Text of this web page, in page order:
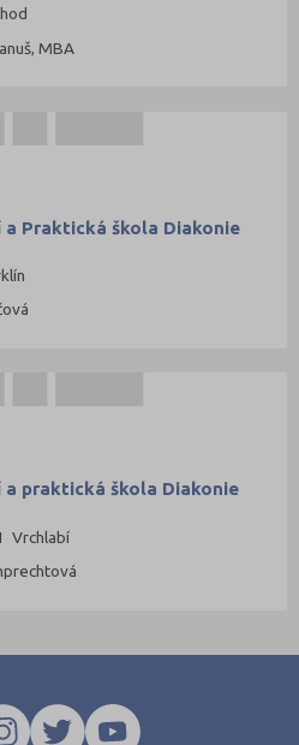
MBA
Praktická škola Diakonie
praktická škola Diakonie
Vrchlabí